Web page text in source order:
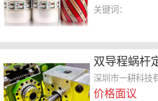
关键词：
双导程蜗杆
深圳市一耕科技
价格面议